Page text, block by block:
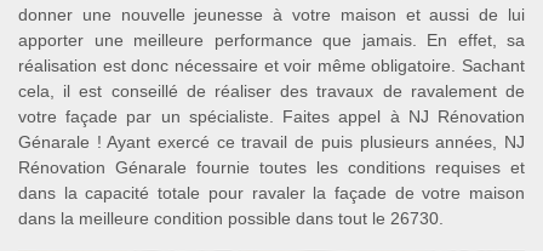
donner une nouvelle jeunesse à votre maison et aussi de lui
apporter une meilleure performance que jamais. En effet, sa
réalisation est donc nécessaire et voir même obligatoire. Sachant
cela, il est conseillé de réaliser des travaux de ravalement de
votre façade par un spécialiste. Faites appel à NJ Rénovation
Génarale ! Ayant exercé ce travail de puis plusieurs années, NJ
Rénovation Génarale fournie toutes les conditions requises et
dans la capacité totale pour ravaler la façade de votre maison
dans la meilleure condition possible dans tout le 26730.